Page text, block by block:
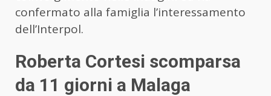
confermato alla famiglia l’interessamento
dell’Interpol.
Roberta Cortesi scomparsa
da 11 giorni a Malaga